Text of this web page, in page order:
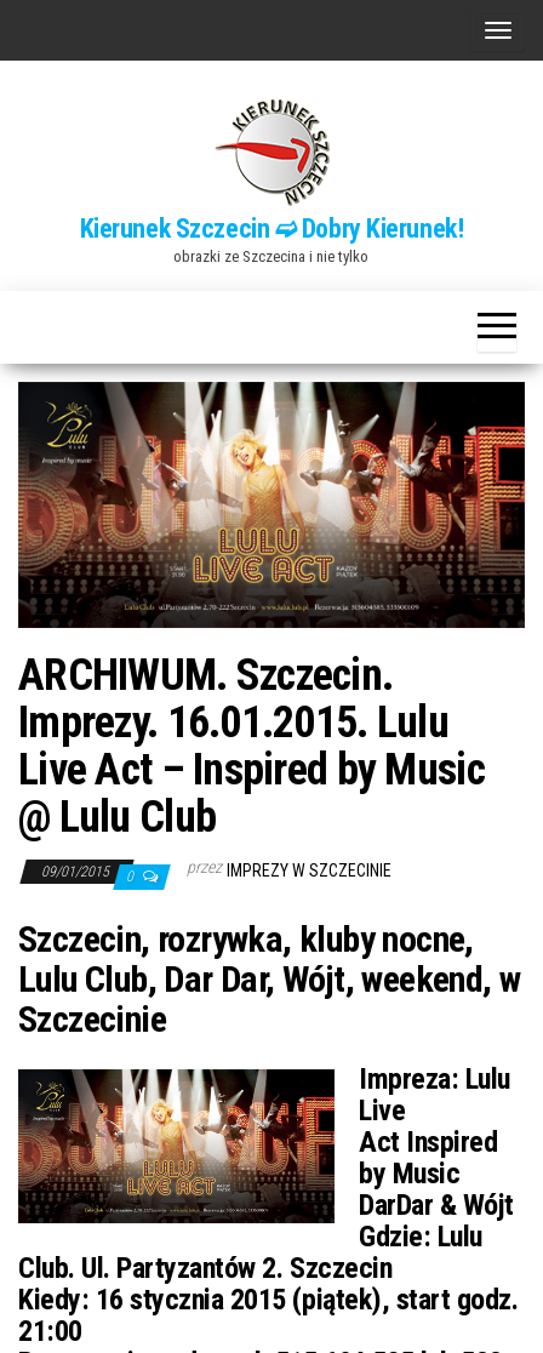
P
n
a
w
g
a
c
j
ę
Kierunek Szczecin ➫ Dobry Kierunek!
obrazki ze Szczecina i nie tylko
ARCHIWUM. Szczecin.
Imprezy. 16.01.2015. Lulu
Live Act – Inspired by Music
@ Lulu Club
09/01/2015 0 przez IMPREZY W SZCZECINIE
Szczecin, rozrywka, kluby nocne,
Lulu Club, Dar Dar, Wójt, weekend, w
Szczecinie
Impreza: Lulu
Live
Act Inspired
by Music
DarDar & Wójt
Gdzie: Lulu
Club. Ul. Partyzantów 2. Szczecin
Kiedy: 16 stycznia 2015 (piątek), start godz.
21:00